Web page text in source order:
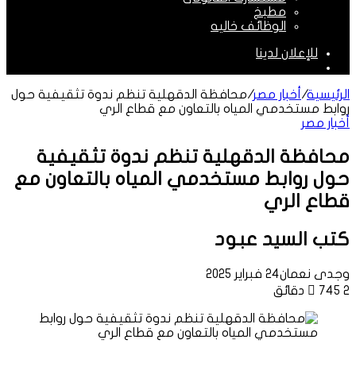
مطبخ
الوظائف خاليه
للإعلان لدينا
الرئيسية/ أخبار مصر/محافظة الدقهلية تنظم ندوة تثقيفية حول
روابط مستخدمي المياه بالتعاون مع قطاع الري
أخبار مصر
محافظة الدقهلية تنظم ندوة تثقيفية
حول روابط مستخدمي المياه بالتعاون مع
قطاع الري
كتب السيد عبود
وجدى نعمان24 فبراير 2025
745 2 دقائق